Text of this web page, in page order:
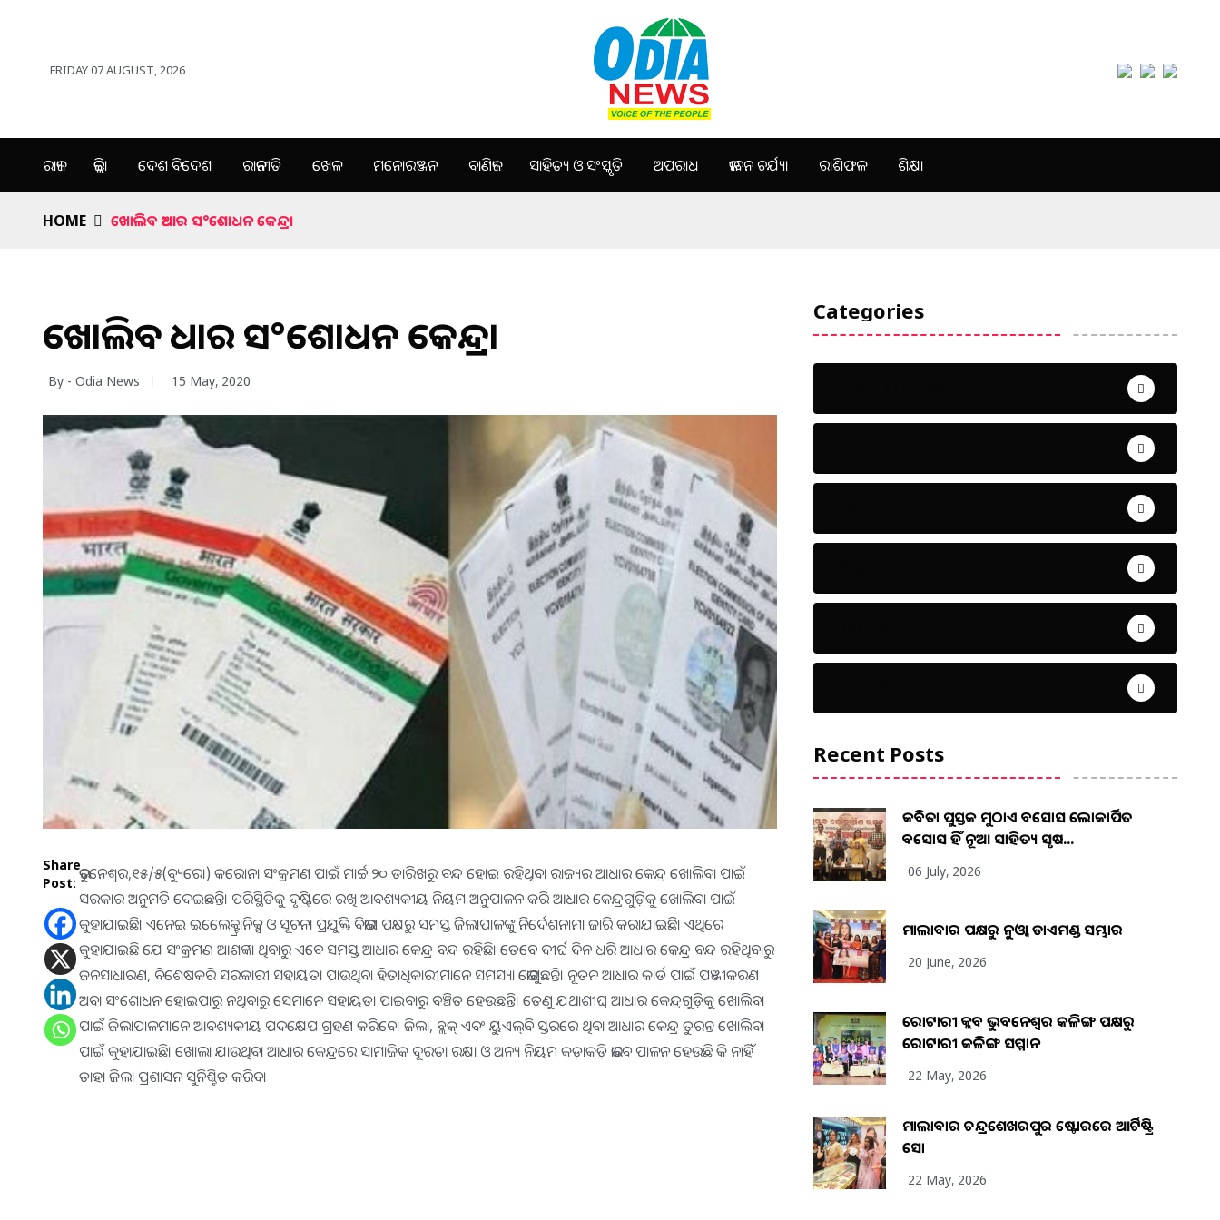
FRIDAY 07 AUGUST, 2026
ରାଜ୍ୟ ଜିଲ୍ଲା ଦେଶ ବିଦେଶ ରାଜନୀତି ଖେଳ ମନୋରଞ୍ଜନ ବାଣିଜ୍ୟ ସାହିତ୍ୟ ଓ ସଂସ୍କୃତି ଅପରାଧ ଜୀବନ ଚର୍ଯ୍ୟା ରାଶିଫଳ ଶିକ୍ଷା
HOME ଖୋଲିବ ଆଧାର ସ°ଶୋଧନ କେନ୍ଦ୍ର।
ଖୋଲିବ ଆଧାର ସ°ଶୋଧନ କେନ୍ଦ୍ର।
By - Odia News 15 May, 2020
Share
Post:
ଭୁବନେଶ୍ବର,୧୫/୫(ବ୍ୟୁରୋ) କରୋନା ସଂକ୍ରମଣ ପାଇଁ ମାର୍ଚ୍ଚ ୨୦ ତାରିଖରୁ ବନ୍ଦ ହୋଇ ରହିଥିବା ରାଜ୍ୟର ଆଧାର କେନ୍ଦ୍ର ଖୋଲିବା ପାଇଁ
ସରକାର ଅନୁମତି ଦେଇଛନ୍ତି। ପରିସ୍ଥିତିକୁ ଦୃଷ୍ଟିରେ ରଖି ଆବଶ୍ୟକୀୟ ନିୟମ ଅନୁପାଳନ କରି ଆଧାର କେନ୍ଦ୍ରଗୁଡ଼ିକୁ ଖୋଲିବା ପାଇଁ
କୁହାଯାଇଛି। ଏନେଇ ଇଲେ‌େ‌କ୍ଟ୍ରାନିକ୍ସ ଓ ସୂଚନା ପ୍ରଯୁକ୍ତି ବିଭାଗ ପକ୍ଷରୁ ସମସ୍ତ ଜିଲାପାଳଙ୍କୁ ନିର୍ଦେଶନାମା ଜାରି କରାଯାଇଛି। ଏଥିରେ
କୁହାଯାଇଛି ଯେ ସଂକ୍ରମଣ ଆଶଙ୍କା ଥିବାରୁ ଏବେ ସମସ୍ତ ଆଧାର କେନ୍ଦ୍ର ବନ୍ଦ ରହିଛି। ତେବେ ଦୀର୍ଘ ଦିନ ଧରି ଆଧାର କେନ୍ଦ୍ର ବନ୍ଦ ରହିଥିବାରୁ
ଜନସାଧାରଣ, ବିଶେଷକରି ସରକାରୀ ସହାୟତା ପାଉଥିବା ହିତାଧିକାରୀମାନେ ସମସ୍ୟା ଭୋଗୁଛନ୍ତି। ନୂତନ ଆଧାର କାର୍ଡ ପାଇଁ ପଞ୍ଜୀକରଣ
ଅବା ସଂଶୋଧନ ହୋଇପାରୁ ନଥିବାରୁ ସେମାନେ ସହାୟତା ପାଇବାରୁ ବଞ୍ଚିତ ହେଉଛନ୍ତି। ତେଣୁ ଯଥାଶୀଘ୍ର ଆଧାର କେନ୍ଦ୍ରଗୁଡ଼ିକୁ ଖୋଲିବା
ପାଇଁ ଜିଲାପାଳମାନେ ଆବଶ୍ୟକୀୟ ପଦକ୍ଷେପ ଗ୍ରହଣ କରିବେ। ଜିଲା, ବ୍ଲକ୍ ଏବଂ ୟୁଏଲ୍‌ବି ସ୍ତରରେ ଥିବା ଆଧାର କେନ୍ଦ୍ର ତୁରନ୍ତ ଖୋଲିବା
ପାଇଁ କୁହାଯାଇଛି। ଖୋଲା ଯାଉଥିବା ଆଧାର କେନ୍ଦ୍ରରେ ସାମାଜିକ ଦୂରତା ରକ୍ଷା ଓ ଅନ୍ୟ ନିୟମ କଡ଼ାକଡ଼ି ଭାବେ ପାଳନ ହେଉଛି କି ନାହିଁ
ତାହା ଜିଲା ପ୍ରଶାସନ ସୁନିଶ୍ଚିତ କରିବ।
Categories
Recent Posts
କବିତା ପୁସ୍ତକ ମୁଠାଏ ଅବସୋସ ଲୋକାର୍ପିତ
ଅବସୋସ ହିଁ ନୂଆ ସାହିତ୍ୟ ସୃଷ...
06 July, 2026
ମାଲାବାର ପକ୍ଷରୁ ନୁଓ୍ବା ଡାଏମଣ୍ଡ ସମ୍ଭାର
20 June, 2026
ରୋଟାରୀ କ୍ଲବ ଭୁବନେଶ୍ୱର କଳିଙ୍ଗ ପକ୍ଷରୁ
ରୋଟାରୀ କଳିଙ୍ଗ ସମ୍ମାନ
22 May, 2026
ମାଲାବାର ଚନ୍ଦ୍ରଶେଖରପୁର ଷ୍ଟୋରରେ ଆର୍ଟିଷ୍ଟ୍ରି
ସୋ
22 May, 2026